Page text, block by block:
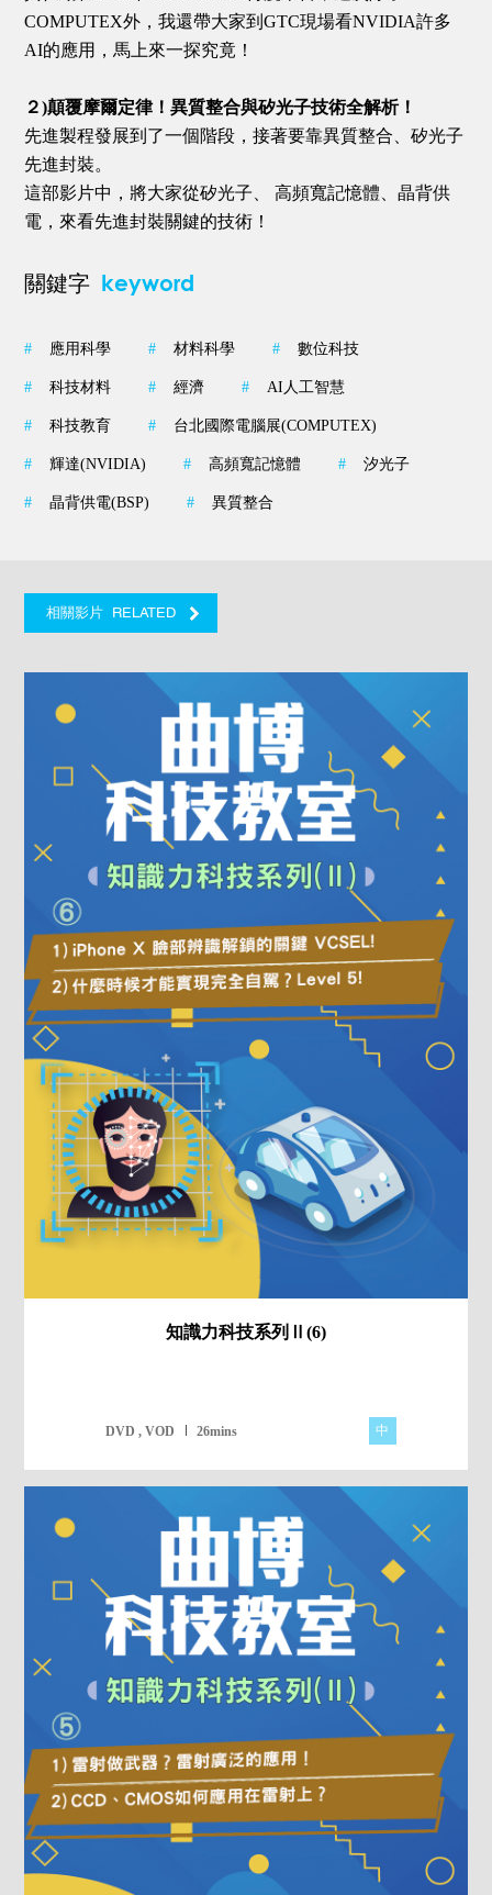
COMPUTEX外，我還帶大家到GTC現場看NVIDIA許多
AI的應用，馬上來一探究竟！
２)顛覆摩爾定律！異質整合與矽光子技術全解析！
先進製程發展到了一個階段，接著要靠異質整合、矽光子
先進封裝。
這部影片中，將大家從矽光子、 高頻寬記憶體、晶背供
電，來看先進封裝關鍵的技術！
關鍵字 keyword
# 應用科學 # 材料科學 # 數位科技
# 科技材料 # 經濟 # AI人工智慧
# 科技教育 # 台北國際電腦展(COMPUTEX)
# 輝達(NVIDIA) # 高頻寬記憶體 # 汐光子
# 晶背供電(BSP) # 異質整合
相關影片 RELATED
知識力科技系列Ⅱ(6)
DVD , VOD 26mins 中